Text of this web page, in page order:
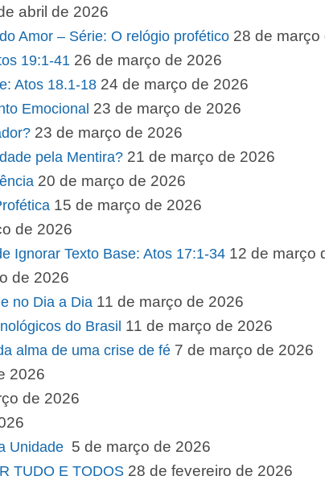
abril de 2026
Amor – Série: O relógio profético 28 de março
19:1-41 26 de março de 2026
Atos 18.1-18 24 de março de 2026
Emocional 23 de março de 2026
23 de março de 2026
pela Mentira? 21 de março de 2026
20 de março de 2026
15 de março de 2026
de 2026
Ignorar Texto Base: Atos 17:1-34 12 de março
de 2026
no Dia a Dia 11 de março de 2026
do Brasil 11 de março de 2026
alma de uma crise de fé 7 de março de 2026
2026
de 2026
Unidade 5 de março de 2026
TUDO E TODOS 28 de fevereiro de 2026